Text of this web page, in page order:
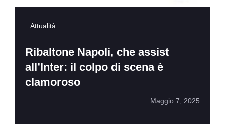
Attualità
Ribaltone Napoli, che assist
all’Inter: il colpo di scena è
clamoroso
Maggio 7, 2025